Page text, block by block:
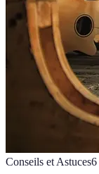
Conseils et Astuces6